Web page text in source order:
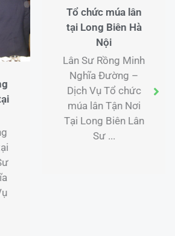
Thông tin đoàn lân
sư rồng tại Dương
Hòa Hà Nội
Lân Sư Rồng Minh
Nghĩa Đường –
Dịch Vụ Thông tin
đoàn lân sư rồng
Tận Nơi Tại Dương
Hòa ...